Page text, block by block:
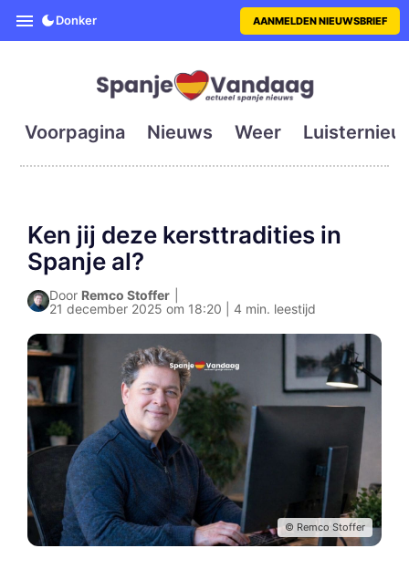
SpanjeVandaag is de eerste
Donker AANMELDEN NIEUWSBRIEF
Voorpagina Nieuws Weer
Ken jij deze kersttradities in
Spanje al?
Door Remco Stoffer
21 december 2025 om 18:20 | 4 min. leestijd
© Remco Stoffer